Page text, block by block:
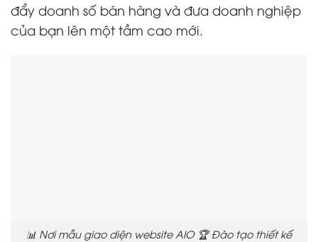
đẩy doanh số bán hàng và đưa doanh nghiệp
của bạn lên một tầm cao mới.
📊 Nơi mẫu giao diện website AIO 🏆 Đào tạo thiết kế